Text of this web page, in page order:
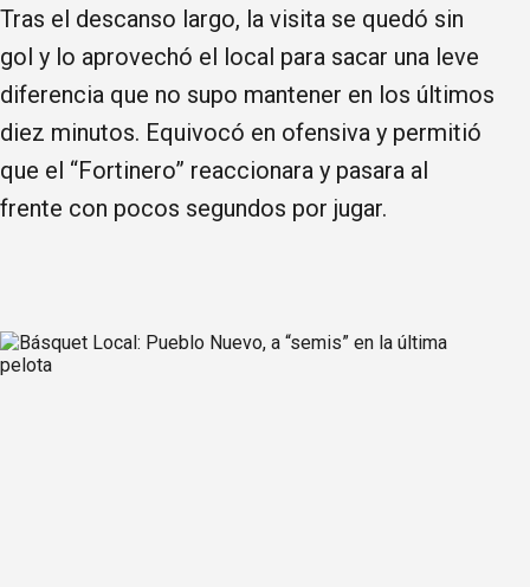
Tras el descanso largo, la visita se quedó sin
gol y lo aprovechó el local para sacar una leve
diferencia que no supo mantener en los últimos
diez minutos. Equivocó en ofensiva y permitió
que el “Fortinero” reaccionara y pasara al
frente con pocos segundos por jugar.